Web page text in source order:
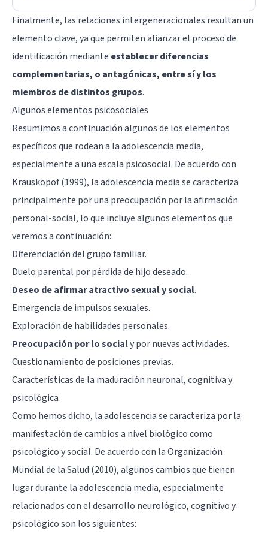
Finalmente, las relaciones intergeneracionales resultan un
elemento clave, ya que permiten afianzar el proceso de
identificación mediante establecer diferencias
complementarias, o antagónicas, entre sí y los
miembros de distintos grupos.
Algunos elementos psicosociales
Resumimos a continuación algunos de los elementos
específicos que rodean a la adolescencia media,
especialmente a una escala psicosocial. De acuerdo con
Krauskopof (1999), la adolescencia media se caracteriza
principalmente por una preocupación por la afirmación
personal-social, lo que incluye algunos elementos que
veremos a continuación:
Diferenciación del grupo familiar.
Duelo parental por pérdida de hijo deseado.
Deseo de afirmar atractivo sexual y social.
Emergencia de impulsos sexuales.
Exploración de habilidades personales.
Preocupación por lo socialy por nuevas actividades.
Cuestionamiento de posiciones previas.
Características de la maduración neuronal, cognitiva y
psicológica
Como hemos dicho, la adolescencia se caracteriza por la
manifestación de cambios a nivel biológico como
psicológico y social. De acuerdo con la Organización
Mundial de la Salud (2010), algunos cambios que tienen
lugar durante la adolescencia media, especialmente
relacionados con el desarrollo neurológico, cognitivo y
psicológico son los siguientes: